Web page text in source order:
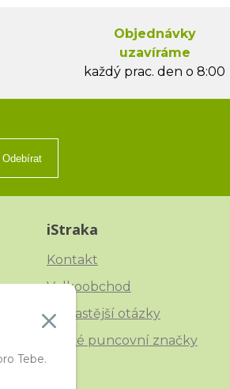
Tebe.
Objednávky
uzavíráme
každý prac. den o 8:00
Odebírat
iStraka
Kontakt
Velkoobchod
Nejčastější otázky
České puncovní značky